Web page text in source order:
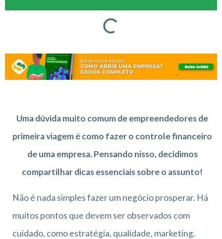
Uma dúvida muito comum de empreendedores de
primeira viagem é como fazer o controle financeiro
de uma empresa. Pensando nisso, decidimos
compartilhar dicas essenciais sobre o assunto!
Não é nada simples fazer um negócio prosperar. Há
muitos pontos que devem ser observados com
cuidado, como estratégia, qualidade, marketing.